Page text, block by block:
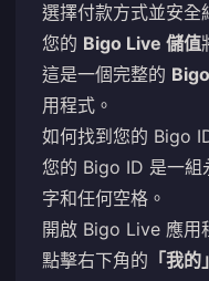
選擇付款方式並安全
您的 Bigo Live 儲值
這是一個完整的
用程式。
如何找到您的 Bigo
您的 Bigo ID 是一
字和任何空格。
開啟 Bigo Live 應用
點擊右下角的 「我